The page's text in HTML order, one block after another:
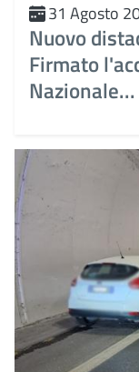
31 Agosto
Nuovo
Firmato
Nazionale...